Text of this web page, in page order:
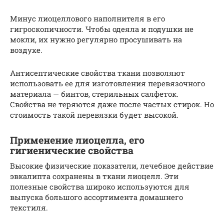
Минус лиоцеллового наполнителя в его
гигроскопичности. Чтобы одеяла и подушки не
мокли, их нужно регулярно просушивать на
воздухе.
Антисептические свойства ткани позволяют
использовать ее для изготовления перевязочного
материала — бинтов, стерильных салфеток.
Свойства не теряются даже после частых стирок. Но
стоимость такой перевязки будет высокой.
Применение лиоцелла, его
гигиенические свойства
Высокие физические показатели, лечебное действие
эвкалипта сохранены в ткани лиоцелл. Эти
полезные свойства широко используются для
выпуска большого ассортимента домашнего
текстиля.